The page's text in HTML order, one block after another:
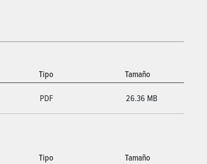
Tipo
Tamaño
PDF 26.36 MB
Tipo
Tamaño